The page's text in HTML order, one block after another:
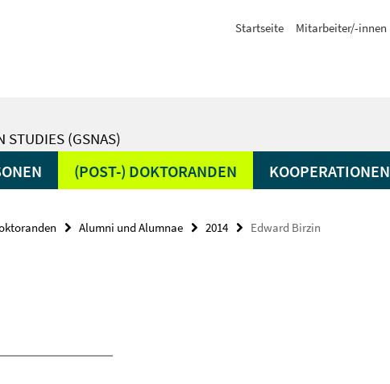
Startseite Mitarbeiter/-innen
STUDIES (GSNAS)
(POST-) DOKTORANDEN KOOPERATIONEN
Alumni und Alumnae 2014 Edward Birzin